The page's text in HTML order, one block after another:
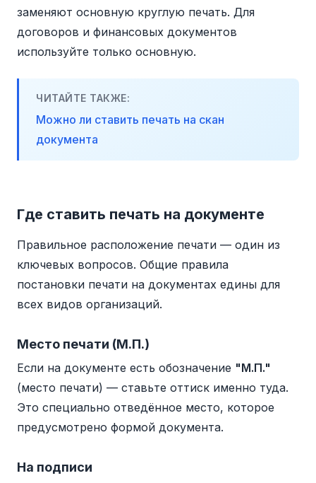
заменяют основную круглую печать. Для
договоров и финансовых документов
используйте только основную.
ЧИТАЙТЕ ТАКЖЕ:
Можно ли ставить печать на скан
документа
Где ставить печать на документе
Правильное расположение печати — один из
ключевых вопросов. Общие правила
постановки печати на документах едины для
всех видов организаций.
Место печати (М.П.)
Если на документе есть обозначение "М.П."
(место печати) — ставьте оттиск именно туда.
Это специально отведённое место, которое
предусмотрено формой документа.
На подписи